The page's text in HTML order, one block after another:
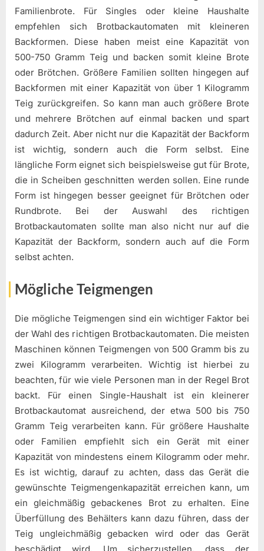
Familienbrote. Für Singles oder kleine Haushalte
empfehlen sich Brotbackautomaten mit kleineren
Backformen. Diese haben meist eine Kapazität von
500-750 Gramm Teig und backen somit kleine Brote
oder Brötchen. Größere Familien sollten hingegen auf
Backformen mit einer Kapazität von über 1 Kilogramm
Teig zurückgreifen. So kann man auch größere Brote
und mehrere Brötchen auf einmal backen und spart
dadurch Zeit. Aber nicht nur die Kapazität der Backform
ist wichtig, sondern auch die Form selbst. Eine
längliche Form eignet sich beispielsweise gut für Brote,
die in Scheiben geschnitten werden sollen. Eine runde
Form ist hingegen besser geeignet für Brötchen oder
Rundbrote. Bei der Auswahl des richtigen
Brotbackautomaten sollte man also nicht nur auf die
Kapazität der Backform, sondern auch auf die Form
selbst achten.
Mögliche Teigmengen
Die mögliche Teigmengen sind ein wichtiger Faktor bei
der Wahl des richtigen Brotbackautomaten. Die meisten
Maschinen können Teigmengen von 500 Gramm bis zu
zwei Kilogramm verarbeiten. Wichtig ist hierbei zu
beachten, für wie viele Personen man in der Regel Brot
backt. Für einen Single-Haushalt ist ein kleinerer
Brotbackautomat ausreichend, der etwa 500 bis 750
Gramm Teig verarbeiten kann. Für größere Haushalte
oder Familien empfiehlt sich ein Gerät mit einer
Kapazität von mindestens einem Kilogramm oder mehr.
Es ist wichtig, darauf zu achten, dass das Gerät die
gewünschte Teigmengenkapazität erreichen kann, um
ein gleichmäßig gebackenes Brot zu erhalten. Eine
Überfüllung des Behälters kann dazu führen, dass der
Teig ungleichmäßig gebacken wird oder das Gerät